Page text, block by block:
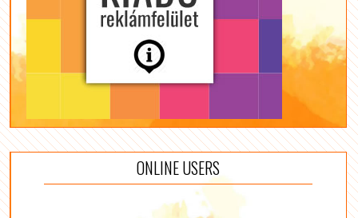
ONLINE USERS